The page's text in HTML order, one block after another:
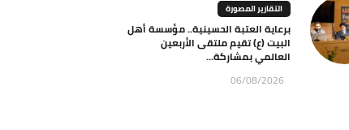
التقارير المصورة
برعاية العتبة الحسينية.. مؤسسة أهل
البيت (ع) تقيم ملتقى الأربعين
العالمي بمشاركة...
06/08/2026